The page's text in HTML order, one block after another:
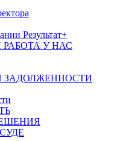
Результат+
У НАС
ЗАДОЛЖЕННОСТИ